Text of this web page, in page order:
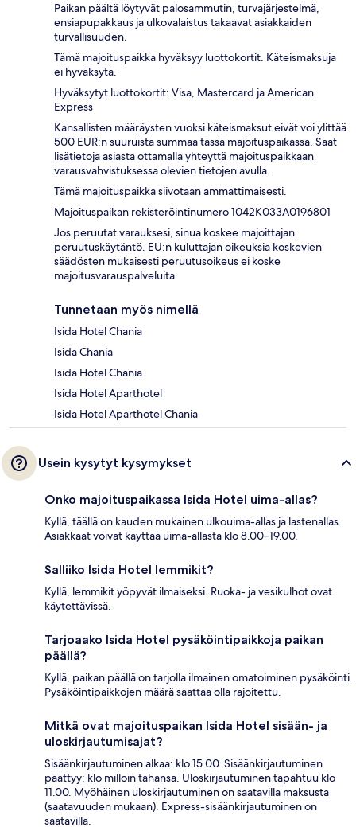
Paikan päältä löytyvät palosammutin, turvajärjestelmä,
ensiapupakkaus ja ulkovalaistus takaavat asiakkaiden
turvallisuuden.
Tämä majoituspaikka hyväksyy luottokortit. Käteismaksuja
ei hyväksytä.
Hyväksytyt luottokortit: Visa, Mastercard ja American
Express
Kansallisten määräysten vuoksi käteismaksut eivät voi ylittää
500 EUR:n suuruista summaa tässä majoituspaikassa. Saat
lisätietoja asiasta ottamalla yhteyttä majoituspaikkaan
varausvahvistuksessa olevien tietojen avulla.
Tämä majoituspaikka siivotaan ammattimaisesti.
Majoituspaikan rekisteröintinumero 1042K033A0196801
Jos peruutat varauksesi, sinua koskee majoittajan
peruutuskäytäntö. EU:n kuluttajan oikeuksia koskevien
säädösten mukaisesti peruutusoikeus ei koske
majoitusvarauspalveluita.
Tunnetaan myös nimellä
Isida Hotel Chania
Isida Chania
Isida Hotel Chania
Isida Hotel Aparthotel
Isida Hotel Aparthotel Chania
Usein kysytyt kysymykset
Onko majoituspaikassa Isida Hotel uima-allas?
Kyllä, täällä on kauden mukainen ulkouima-allas ja lastenallas.
Asiakkaat voivat käyttää uima-allasta klo 8.00–19.00.
Salliiko Isida Hotel lemmikit?
Kyllä, lemmikit yöpyvät ilmaiseksi. Ruoka- ja vesikulhot ovat
käytettävissä.
Tarjoaako Isida Hotel pysäköintipaikkoja paikan
päällä?
Kyllä, paikan päällä on tarjolla ilmainen omatoiminen pysäköinti.
Pysäköintipaikkojen määrä saattaa olla rajoitettu.
Mitkä ovat majoituspaikan Isida Hotel sisään- ja
uloskirjautumisajat?
Sisäänkirjautuminen alkaa: klo 15.00. Sisäänkirjautuminen
päättyy: klo milloin tahansa. Uloskirjautuminen tapahtuu klo
11.00. Myöhäinen uloskirjautuminen on saatavilla maksusta
(saatavuuden mukaan). Express-sisäänkirjautuminen on
saatavilla.